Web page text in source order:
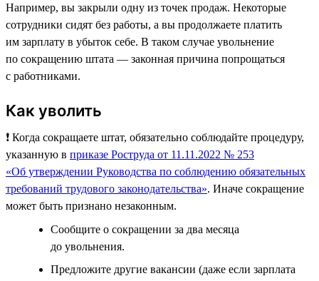
Например, вы закрыли одну из точек продаж. Некоторые
сотрудники сидят без работы, а вы продолжаете платить
им зарплату в убыток себе. В таком случае увольнение
по сокращению штата — законная причина попрощаться
с работниками.
Как уволить
❗️ Когда сокращаете штат, обязательно соблюдайте процедуру,
указанную в приказе Роструда от 11.11.2022 № 253
«Об утверждении Руководства по соблюдению обязательных
требований трудового законодательства». Иначе сокращение
может быть признано незаконным.
Сообщите о сокращении за два месяца
до увольнения.
Предложите другие вакансии (даже если зарплата